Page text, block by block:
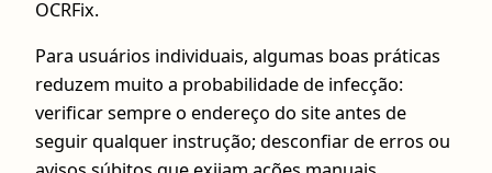
OCRFix.
Para usuários individuais, algumas boas práticas
reduzem muito a probabilidade de infecção:
verificar sempre o endereço do site antes de
seguir qualquer instrução; desconfiar de erros ou